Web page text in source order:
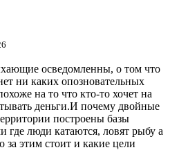
осведомленны, о том что
ни каких опозновательных
на то что кто-то хочет на
деньги.И почему двойные
построены базы
где люди катаются, ловят рыбу а
за этим стоит и какие цели